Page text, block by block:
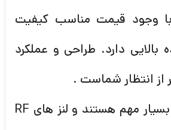
وجود قیمت مناسب کیفیت
بالایی دارد. طراحی و عملکرد
از انتظار شماست .
لنز ها در عکاسی بسیار مهم هستند و لنز های RF